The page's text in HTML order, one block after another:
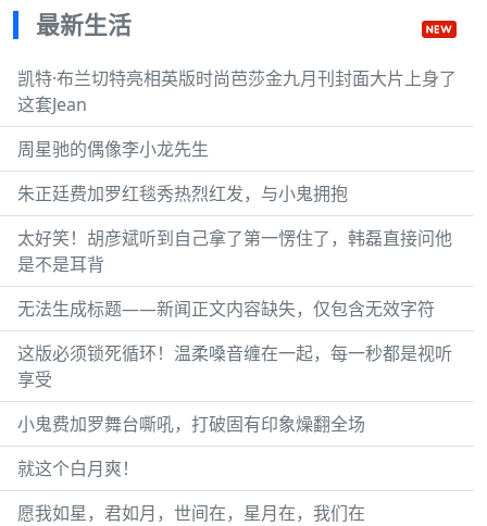
最新生活
凯特·布兰切特亮相英版时尚芭莎金九月刊封面大片上身了
这套Jean
周星驰的偶像李小龙先生
朱正廷费加罗红毯秀热烈红发，与小鬼拥抱
太好笑！胡彦斌听到自己拿了第一愣住了，韩磊直接问他
是不是耳背
无法生成标题——新闻正文内容缺失，仅包含无效字符
这版必须锁死循环！温柔嗓音缠在一起，每一秒都是视听
享受
小鬼费加罗舞台嘶吼，打破固有印象燥翻全场
就这个白月爽！
愿我如星，君如月，世间在，星月在，我们在